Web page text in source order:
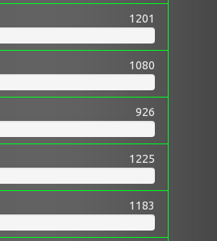
1201
1080
926
1225
1183